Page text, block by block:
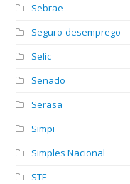
Sebrae
Seguro-desemprego
Selic
Senado
Serasa
Simpi
Simples Nacional
STF